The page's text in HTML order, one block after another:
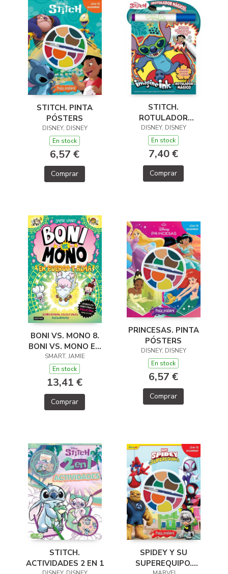
STITCH. PINTA
PÓSTERS
DISNEY, DISNEY
En stock
6,57 €
Comprar
STITCH.
ROTULADOR
MÁGICO
DISNEY, DISNEY
En stock
7,40 €
Comprar
BONI VS. MONO 8.
BONI VS. MONO EN
PUERCO Y ALMA
SMART, JAMIE
En stock
13,41 €
Comprar
PRINCESAS. PINTA
PÓSTERS
DISNEY, DISNEY
En stock
6,57 €
Comprar
STITCH.
ACTIVIDADES 2 EN 1
SPIDEY Y SU
SUPEREQUIPO.